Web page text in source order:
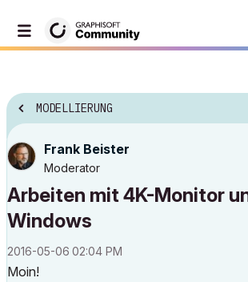
MODELLIERUNG
Frank Beister
Moderator
Arbeiten mit 4K-Monitor
Windows
‎2016-05-06 02:04 PM
Moin!